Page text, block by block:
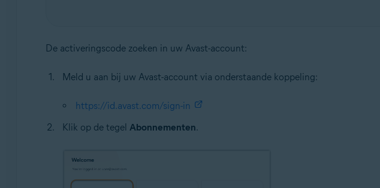
De activeringscode zoeken in uw Avast-account:
Meld u aan bij uw Avast-account via onderstaande koppeling:
https://id.avast.com/sign-in
Klik op de tegel Abonnementen.